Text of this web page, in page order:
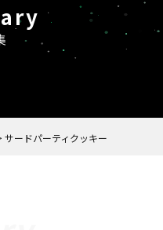
サードパーティクッキー